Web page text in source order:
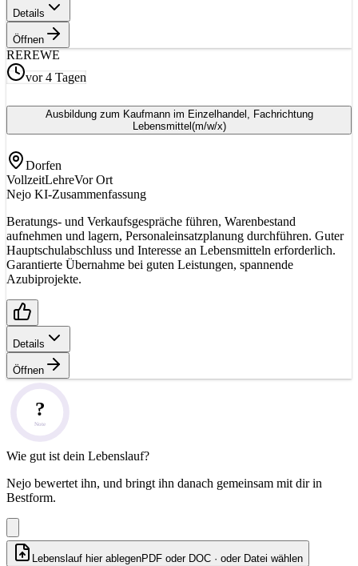
Details
Öffnen
REREWE
vor 4 Tagen
Ausbildung zum Kaufmann im Einzelhandel, Fachrichtung
Lebensmittel (m/w/x)
Dorfen
VollzeitLehreVor Ort
Nejo KI-Zusammenfassung
Beratungs- und Verkaufsgespräche führen, Warenbestand
aufnehmen und lagern, Personaleinsatzplanung durchführen. Guter
Hauptschulabschluss und Interesse an Lebensmitteln erforderlich.
Garantierte Übernahme bei guten Leistungen, spannende
Azubiprojekte.
Details
Öffnen
?
Note
Wie gut ist dein Lebenslauf?
Nejo bewertet ihn, und bringt ihn danach gemeinsam mit dir in
Bestform.
Lebenslauf hier ablegenPDF oder DOC · oder Datei wählen